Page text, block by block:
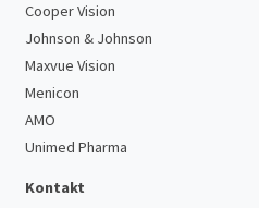
Cooper Vision
Johnson & Johnson
Maxvue Vision
Menicon
AMO
Unimed Pharma
Kontakt